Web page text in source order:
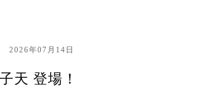
2026年07月14日
天 登場！